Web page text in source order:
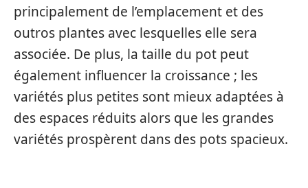
principalement de l’emplacement et des
outros plantes avec lesquelles elle sera
associée. De plus, la taille du pot peut
également influencer la croissance ; les
variétés plus petites sont mieux adaptées à
des espaces réduits alors que les grandes
variétés prospèrent dans des pots spacieux.